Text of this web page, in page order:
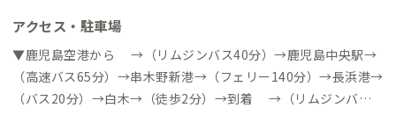
アクセス・駐車場
▼鹿児島空港から →（リムジンバス40分）→鹿児島中央駅→
（高速バス65分）→串木野新港→（フェリー140分）→長浜港→
（バス20分）→白木→（徒歩2分）→到着 →（リムジンバス4